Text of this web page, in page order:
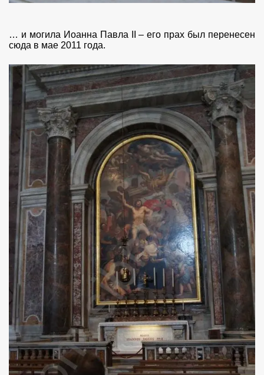
… и могила Иоанна Павла II – его прах был перенесен
сюда в мае 2011 года.